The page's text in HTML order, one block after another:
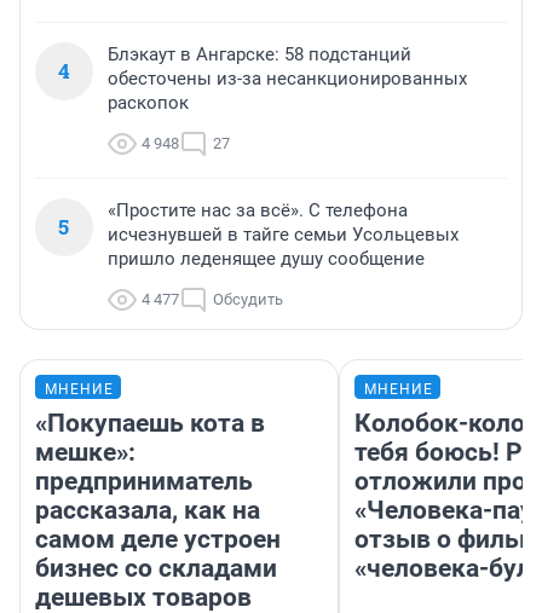
4
Блэкаут в Ангарске: 58 подстанций
обесточены из-за несанкционированных
раскопок
4 948 27
5
«Простите нас за всё». С телефона
исчезнувшей в тайге семьи Усольцевых
пришло леденящее душу сообщение
4 477 Обсудить
МНЕНИЕ
«Покупаешь кота в
мешке»:
предприниматель
рассказала, как на
самом деле устроен
бизнес со складами
дешевых товаров
МНЕНИЕ
Колобок-
тебя боюсь!
отложили
«Человека-
отзыв о
«человека-